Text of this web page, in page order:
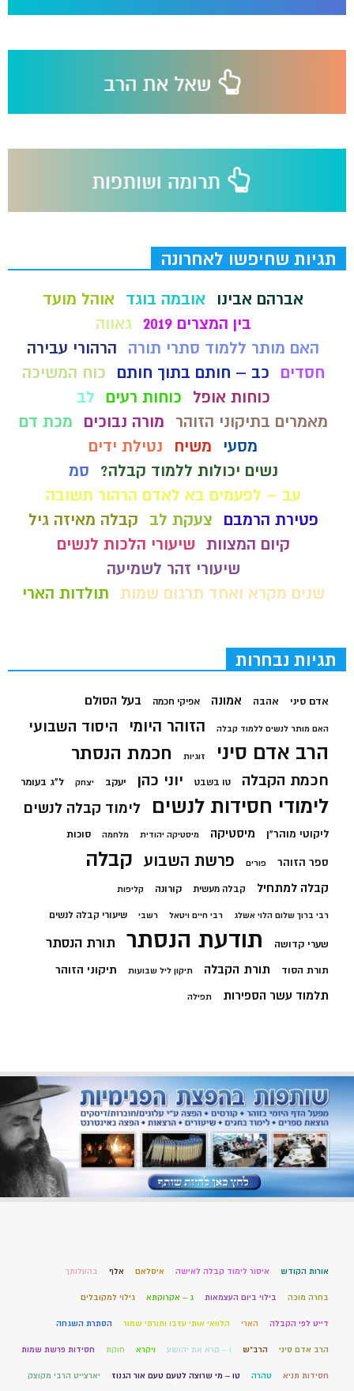
תגיות שחיפשו לאחרונה
אברהם אבינו אובמה בוגד
אוהל מועד
בין המצרים 2019
גאווה
האם מותר ללמוד סתרי תורה
הרהורי עבירה
חסדים
כב – חותם בתוך חותם
כוח המשיכה
כוחות אופל
כוחות רעים
לב
מאמרים בתיקוני הזוהר
מורה נבוכים
מכת דם
מסעי
משיח
נטילת ידים
נשים יכולות ללמוד קבלה?
סמ
עב – לפעמים בא לאדם הרהור תשובה
פטירת הרמבם
צעקת לב
קבלה מאיזה גיל
קיום המצוות שיעורי הלכות לנשים
שיעורי זהר לשמיעה
שנים מקרא ואחד תרגום שמות תולדות הארי
תגיות נבחרות
אדם סיני אהבה אמונה אפיקי חכמה בעל הסולם
האם מותר לנשים ללמוד קבלה הזוהר היומי היסוד השבועי
הרב אדם סיני זוגיות חכמת הנסתר
חכמת הקבלה טו בשבט יוני כהן יעקב יצחק ל"ג בעומר
לימודי חסידות לנשים לימוד קבלה לנשים
ליקוטי מוהר"ן מיסטיקה מיסטיקה יהודית מלחמה סוכות
ספר הזוהר פורים פרשת השבוע קבלה
קבלה למתחיל קבלה מעשית קורונה קליפות
רבי ברוך שלום הלוי אשלג רבי חיים ויטאל רשבי שיעורי קבלה לנשים
שערי קדושה תודעת הנסתר תורת הנסתר
תורת הסוד תורת הקבלה תיקון ליל שבועות תיקוני הזוהר
תלמוד עשר הספירות תפילה
אורות הקודש איסור לימוד קבלה לאישה איסלאם אלף בהעלותך
בחרה מוכה בילוי ביום העצמאות ג – אקרוקתא גילוי למקובלים
דייט לפי הקבלה הארי הלוואי אותי עזבו ותורתי שמור הסתרת השגחה
הרב אדם סיני הרב"ש ו – קרא את יהושע ויקרא חוקת חסידות פרשת שמות
חסידות תניא טהרה טו – מי שרוצה לטעם טעם אור הגנוז יארצייט הרבי מקוצק